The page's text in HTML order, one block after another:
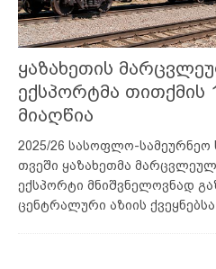
ყაზახეთის
ექსპორტმა თითქმის
მიაღწია
2025/26 სასოფლო-
თვეში ყაზახეთმა
ექსპორტი მნიშვნელოვნად
ცენტრალური აზიის